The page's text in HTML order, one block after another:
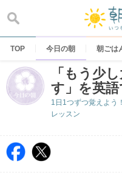
content
TOP 今日の朝 朝ごは
「もう少
す」を英語
1日1つずつ覚えよう
レッスン